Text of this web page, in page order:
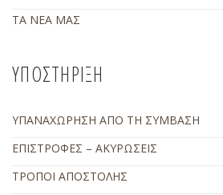
ΤΑ ΝΕΑ ΜΑΣ
ΥΠΟΣΤΗΡΙΞΗ
ΥΠΑΝΑΧΩΡΗΣΗ ΑΠΟ ΤΗ ΣΥΜΒΑΣΗ
ΕΠΙΣΤΡΟΦΕΣ – ΑΚΥΡΩΣΕΙΣ
ΤΡΟΠΟΙ ΑΠΟΣΤΟΛΗΣ